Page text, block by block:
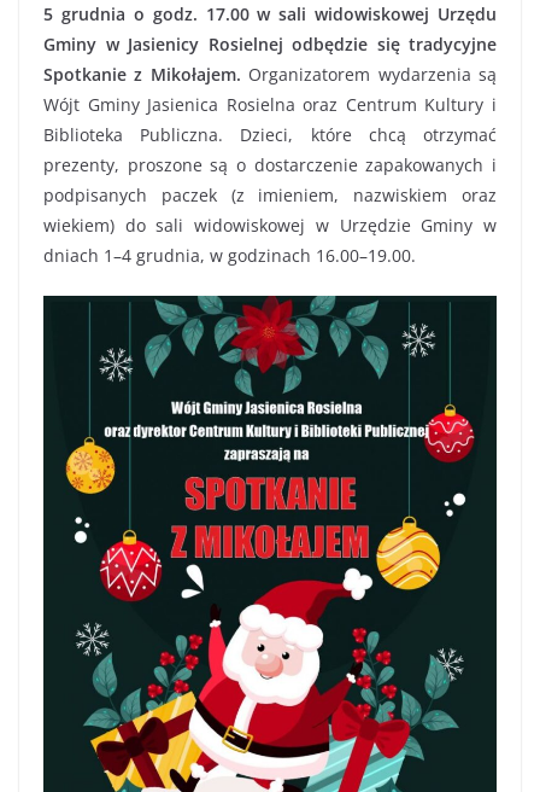
5 grudnia o godz. 17.00 w sali widowiskowej Urzędu
Gminy w Jasienicy Rosielnej odbędzie się tradycyjne
Spotkanie z Mikołajem. Organizatorem wydarzenia są
Wójt Gminy Jasienica Rosielna oraz Centrum Kultury i
Biblioteka Publiczna. Dzieci, które chcą otrzymać
prezenty, proszone są o dostarczenie zapakowanych i
podpisanych paczek (z imieniem, nazwiskiem oraz
wiekiem) do sali widowiskowej w Urzędzie Gminy w
dniach 1–4 grudnia, w godzinach 16.00–19.00.